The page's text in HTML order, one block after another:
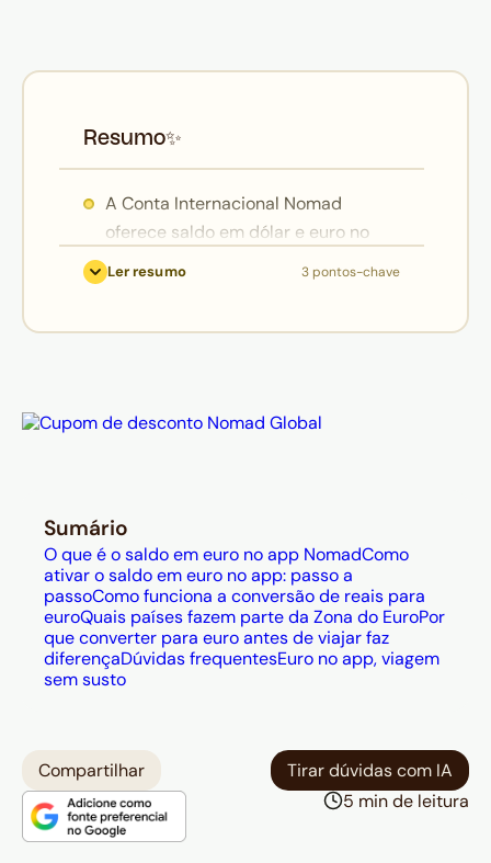
Resumo✨
A Conta Internacional Nomad
oferece saldo em dólar e euro no
mesmo app, funcionando de forma
Cartão Nomad prioriza
Para ativar o saldo em euro, basta
acessar o app, tocar em "Adicionar
dinheiro" e escolher converter a
partir de reais (via Pix, mínimo de R$
50) ou diretamente do saldo em
dólar — neste caso, com spread de
apenas 0,3% e sem consumir o
A principal vantagem de converter
antes de embarcar é a
previsibilidade: você sabe
exatamente quanto tem disponível
Ler resumo 3 pontos-chave
Sumário
O que é o saldo em euro no app NomadComo
ativar o saldo em euro no app: passo a
passoComo funciona a conversão de reais para
euroQuais países fazem parte da Zona do EuroPor
que converter para euro antes de viajar faz
diferençaDúvidas frequentesEuro no app, viagem
sem susto
Compartilhar
Tirar dúvidas com IA
5 min de leitura